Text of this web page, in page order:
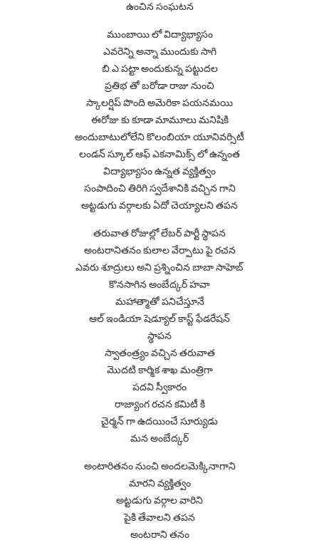
ఉంచిన సంఘటన
ముంబాయి లో విద్యాభ్యాసం
ఎవరెన్ని అన్నా ముందుకు సాగి
బి.ఎ.పట్టా అందుకున్న పట్టుదల
ప్రతిభ తో బరోడా రాజు నుంచి
స్కాలర్షిప్ పొంది అమెరికా పయనమయి
ఈరోజు కు కూడా మామూలు మనిషికి
అందుబాటులోలేని కొలంబియా యూనివర్సిటీ
లండన్ స్కూల్ ఆఫ్ ఎకనామిక్స్ లో ఉన్నంత
విద్యాభ్యాసం ఉన్నత వ్యక్తిత్వం
సంపాదించి తిరిగి స్వదేశానికి వచ్చిన గాని
అట్టడుగు వర్గాలకు ఏదో చెయ్యాలని తపన
తరువాత రోజుల్లో లేబర్ పార్టీ స్థాపన
అంటరానితనం కులాల వేర్పాటు పై రచన
ఎవరు శూద్రులు అని ప్రశ్నించిన బాబా సాహెబ్
కొనసాగిన అంబేద్కర్ హవా
మహాత్మాతో పనిచేస్తూనే
ఆల్ ఇండియా షెడ్యూల్ కాస్ట్ ఫేడరేషన్
స్థాపన
స్వాతంత్ర్యం వచ్చిన తరువాత
మొదటి కార్మిక శాఖ మంత్రిగా
పదవి స్వీకారం
రాజ్యాంగ రచన కమిటీ కి
చైర్మన్ గా ఉదయించే సూర్యుడు
మన అంబేద్కర్
అంటారితనం నుంచి అందలమెక్కినాగాని
మారని వ్యక్తిత్వం
అట్టడుగు వర్గాల వారిని
పైకి తేవాలని తపన
అంటరాని తనం